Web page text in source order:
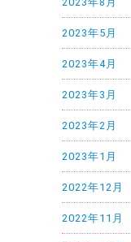
2023年5月
2023年4月
2023年3月
2023年2月
2023年1月
2022年12月
2022年11月